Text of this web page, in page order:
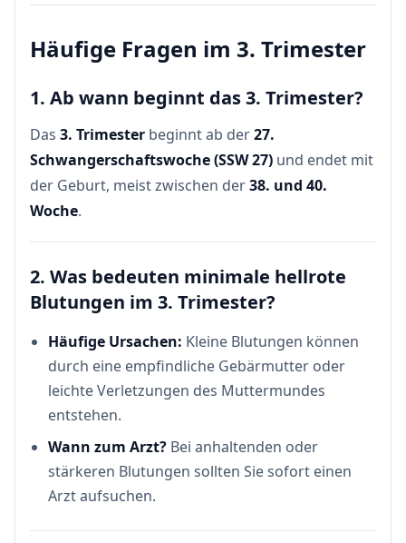
Häufige Fragen im 3. Trimester
1. Ab wann beginnt das 3. Trimester?
Das 3. Trimester beginnt ab der27.
Schwangerschaftswoche (SSW 27) und endet mit
der Geburt, meist zwischen der38. und 40.
Woche.
2. Was bedeuten minimale hellrote
Blutungen im 3. Trimester?
Häufige Ursachen: Kleine Blutungen können
durch eine empfindliche Gebärmutter oder
leichte Verletzungen des Muttermundes
entstehen.
Wann zum Arzt? Bei anhaltenden oder
stärkeren Blutungen sollten Sie sofort einen
Arzt aufsuchen.